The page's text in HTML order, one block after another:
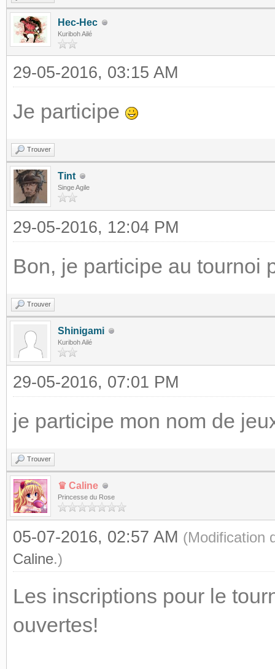
Hec-Hec
Kuriboh Ailé
29-05-2016, 03:15 AM
Je participe
Trouver
Tint
Singe Agile
29-05-2016, 12:04 PM
Bon, je participe au tournoi
Trouver
Shinigami
Kuriboh Ailé
29-05-2016, 07:01 PM
je participe mon nom de
Trouver
♛ Caline
Princesse du Rose
05-07-2016, 02:57 AM (Modification
Caline.)
Les inscriptions pour le
ouvertes!